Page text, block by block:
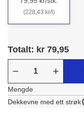
(228,43 kr/l)
Totalt: kr 79,95
Mengde
Dekkevne med ett strøk